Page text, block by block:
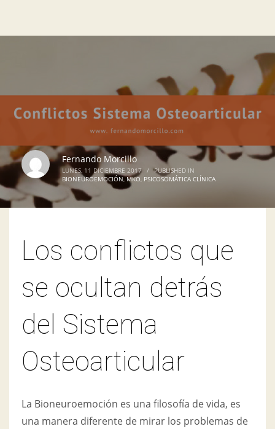
Fernando Morcillo
LUNES, 11 DICIEMBRE 2017 / PUBLISHED IN
BIONEUROEMOCIÓN,MKO, PSICOSOMÁTICA CLÍNICA
Los conflictos que
se ocultan detrás
del Sistema
Osteoarticular
La Bioneuroemoción es una filosofía de vida, es
una manera diferente de mirar los problemas de